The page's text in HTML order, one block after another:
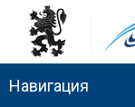
Навигация